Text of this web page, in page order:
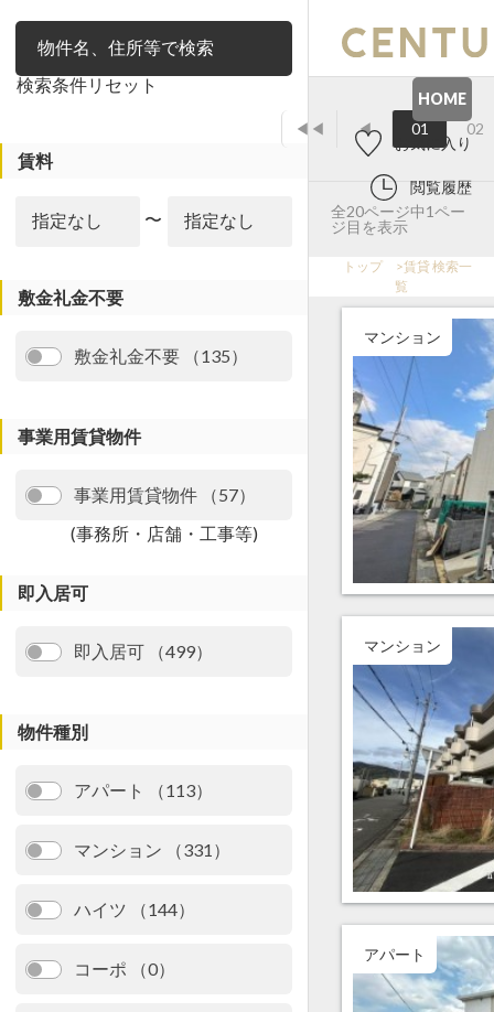
検索条件リセット
賃料
〜
敷金礼金不要
敷金礼金不要 （135）
事業用賃貸物件
事業用賃貸物件 （57）
(事務所・店舗・工事等)
即入居可
即入居可 （499）
物件種別
アパート （113）
マンション （331）
ハイツ （144）
コーポ （0）
HOME
お気に入り
閲覧履歴
◀◀ ◀ 01 02
全20ページ中1ペー
ジ目を表示
トップ >賃貸 検索一
覧
マンション
マンション
アパート